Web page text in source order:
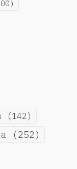
(142)
(252)